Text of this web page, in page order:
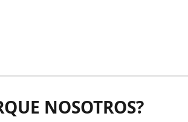
NOSOTROS?